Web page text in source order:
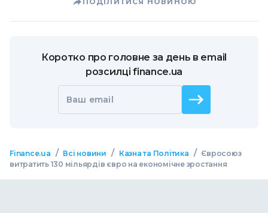
Коротко про головне за день в email
розсилці finance.ua
Ваш email
Finance.ua / Всі новини / Казна та Політика / Євросоюз
витратить 130 мільярдів євро на економічне зростання